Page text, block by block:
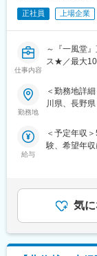
■キャリアパ
スがござい
飲食業界で
■モデル例:
・入社8年目
円
・月8～9休
・休日出勤
ア内で人員
・転勤時、
～3割程度の
正社員 上場企業
仕事内容
～『一風堂
ス★／最大
国内外で約
ド『一風堂
す。
・調理業務
・売上金管
・店舗の衛
・スタッフ
・店舗の経
勤務地
＜勤務地詳
川県、長野
給与
＜予定年収
験、希望年
486,666円
手当＞有＜
（店舗の目
職/(インセン
長職/(インセ
気